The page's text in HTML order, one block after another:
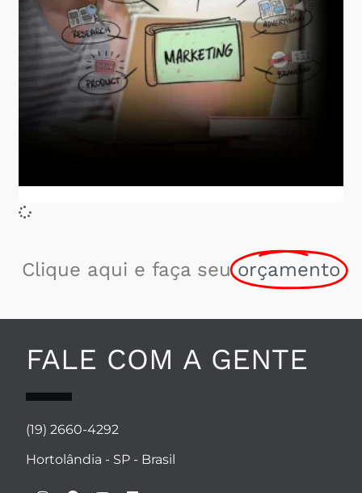
Clique aqui e faça seu orçamento
FALE COM A GENTE
(19) 2660-4292
Hortolândia - SP - Brasil